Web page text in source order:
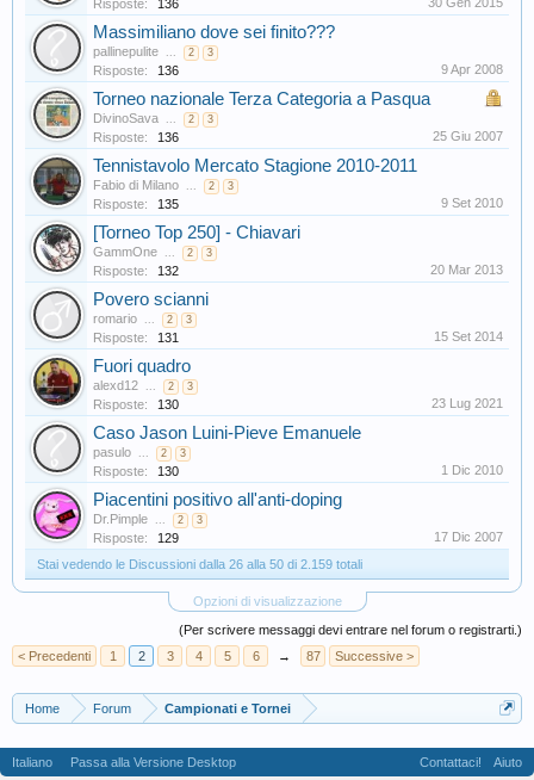
Risposte: 136
Massimiliano dove sei finito???
pallinepulite ... 2 3
Risposte: 136 9 Apr 2008
Torneo nazionale Terza Categoria a Pasqua
DivinoSava ... 2 3
Risposte: 136 25 Giu 2007
Tennistavolo Mercato Stagione 2010-2011
Fabio di Milano ... 2 3
Risposte: 135 9 Set 2010
[Torneo Top 250] - Chiavari
GammOne ... 2 3
Risposte: 132 20 Mar 2013
Povero scianni
romario ... 2 3
Risposte: 131 15 Set 2014
Fuori quadro
alexd12 ... 2 3
Risposte: 130 23 Lug 2021
Caso Jason Luini-Pieve Emanuele
pasulo ... 2 3
Risposte: 130 1 Dic 2010
Piacentini positivo all'anti-doping
Dr.Pimple ... 2 3
Risposte: 129
17 Dic 2007
Stai vedendo le Discussioni dalla 26 alla 50 di 2.159 totali
Opzioni di visualizzazione
(Per scrivere messaggi devi entrare nel forum o registrarti.)
< Precedenti
1 2 3 4 5 6 → 87 Successive >
Home Forum Campionati e Tornei
Italiano Passa alla Versione Desktop Contattaci! Aiuto